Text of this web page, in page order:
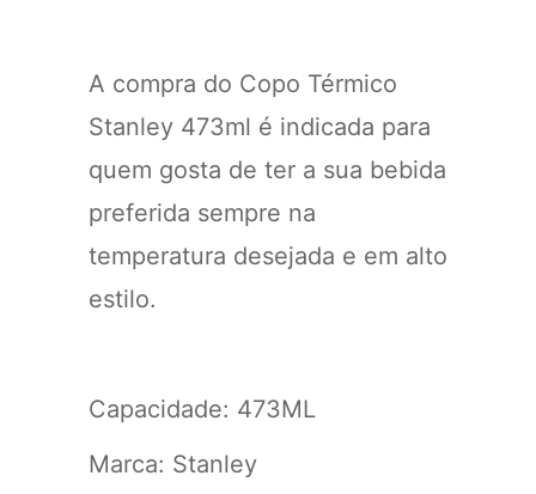
A compra do Copo Térmico
Stanley 473ml é indicada para
quem gosta de ter a sua bebida
preferida sempre na
temperatura desejada e em alto
estilo.
Capacidade: 473ML
Marca: Stanley